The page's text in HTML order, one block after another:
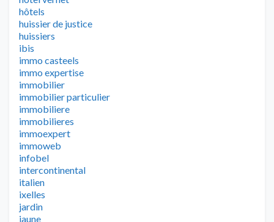
hôtels
huissier de justice
huissiers
ibis
immo casteels
immo expertise
immobilier
immobilier particulier
immobiliere
immobilieres
immoexpert
immoweb
infobel
intercontinental
italien
ixelles
jardin
jaune